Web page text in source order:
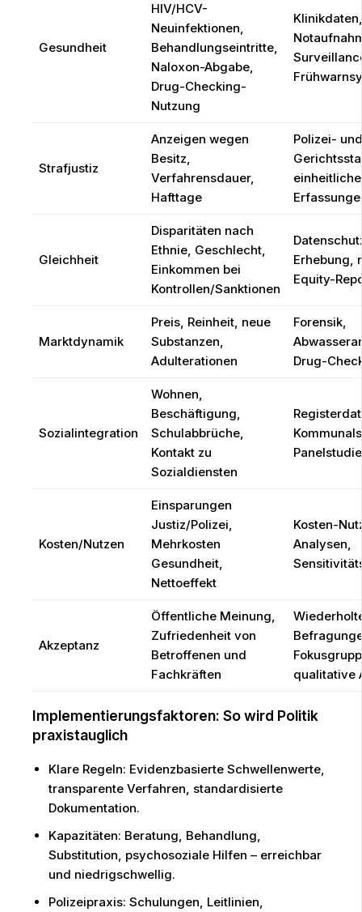
Gesundheit
HIV/HCV-
Neuinfektionen,
Behandlungseintritte,
Naloxon-Abgabe,
Drug-Checking-
Nutzung
Strafjustiz
Anzeigen wegen
Besitz,
Verfahrensdauer,
Hafttage
Polizei-
Gleichheit
Disparitäten nach
Ethnie, Geschlecht,
Einkommen bei
Kontrollen/Sanktionen
Erhebung,
Equity-
Marktdynamik
Preis, Reinheit, neue
Substanzen,
Adulterationen
Forensik,
Drug-
Sozialintegration
Wohnen,
Beschäftigung,
Schulabbrüche,
Kontakt zu
Sozialdiensten
Kosten/Nutzen
Einsparungen
Justiz/Polizei,
Mehrkosten
Gesundheit,
Nettoeffekt
Kosten-
Analysen,
Akzeptanz
Öffentliche Meinung,
Zufriedenheit von
Betroffenen und
Fachkräften
qualitative
Implementierungsfaktoren: So wird Politik
praxistauglich
Klare Regeln: Evidenzbasierte Schwellenwerte,
transparente Verfahren, standardisierte
Dokumentation.
Kapazitäten: Beratung, Behandlung,
Substitution, psychosoziale Hilfen – erreichbar
und niedrigschwellig.
Polizeipraxis: Schulungen, Leitlinien,